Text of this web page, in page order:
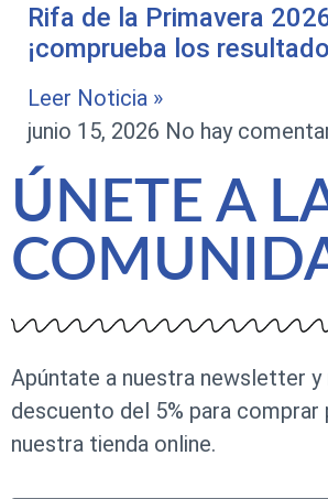
Rifa de la Primavera
¡comprueba los
Leer Noticia »
junio 15, 2026 No hay
ÚNETE A
Apúntate a nuestra newsletter y
descuento del 5% para
nuestra tienda online.